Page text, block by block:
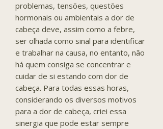
problemas, tensões, questões
hormonais ou ambientais a dor de
cabeça deve, assim como a febre,
ser olhada como sinal para identificar
e trabalhar na causa, no entanto, não
há quem consiga se concentrar e
cuidar de si estando com dor de
cabeça. Para todas essas horas,
considerando os diversos motivos
para a dor de cabeça, criei essa
sinergia que pode estar sempre